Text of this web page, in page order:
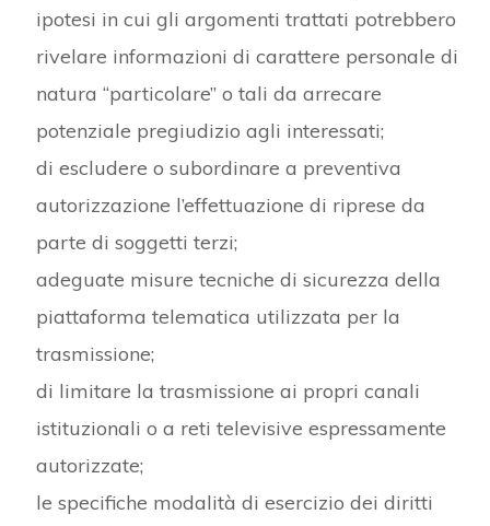
ipotesi in cui gli argomenti trattati potrebbero
rivelare informazioni di carattere personale di
natura “particolare” o tali da arrecare
potenziale pregiudizio agli interessati;
di escludere o subordinare a preventiva
autorizzazione l’effettuazione di riprese da
parte di soggetti terzi;
adeguate misure tecniche di sicurezza della
piattaforma telematica utilizzata per la
trasmissione;
di limitare la trasmissione ai propri canali
istituzionali o a reti televisive espressamente
autorizzate;
le specifiche modalità di esercizio dei diritti